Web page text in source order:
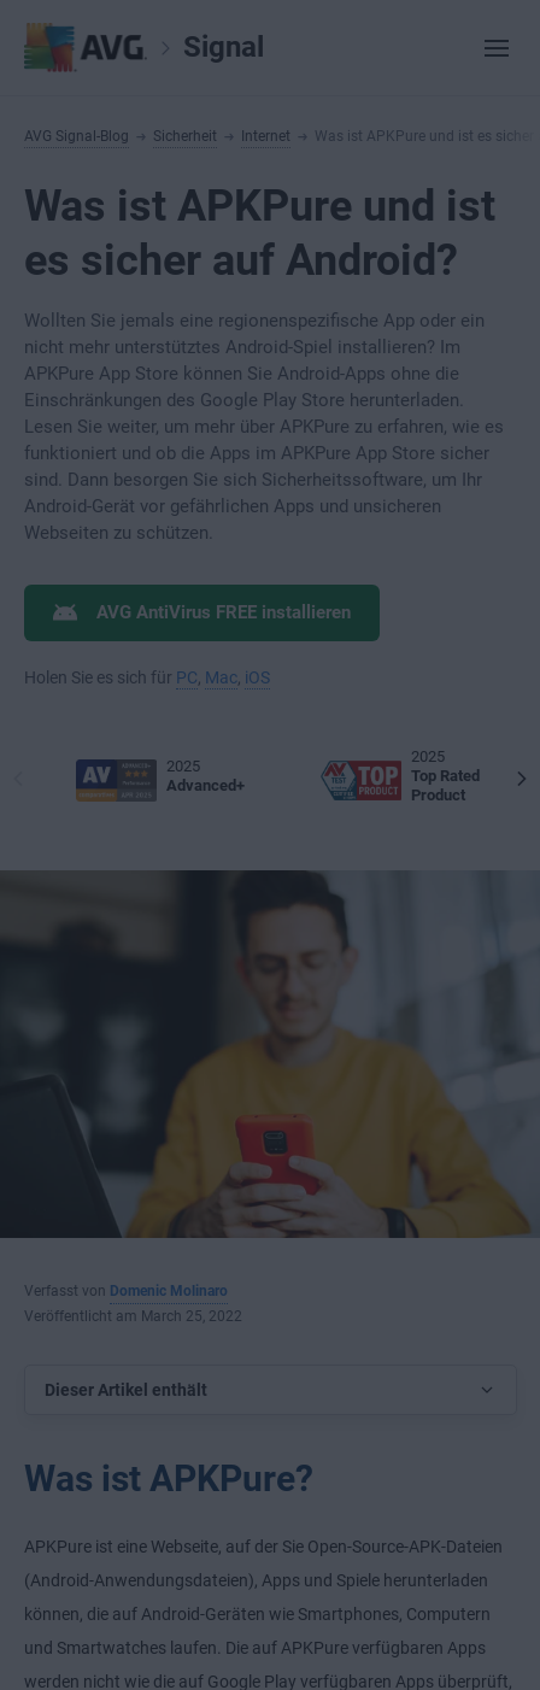
Signal
AVG Signal-Blog Sicherheit Internet Was ist APKPure und ist es
Was ist APKPure und ist
es sicher auf Android?
Wollten Sie jemals eine regionenspezifische App oder ein
nicht mehr unterstütztes Android-Spiel installieren? Im
APKPure App Store können Sie Android-Apps ohne die
Einschränkungen des Google Play Store herunterladen.
Lesen Sie weiter, um mehr über APKPure zu erfahren, wie es
funktioniert und ob die Apps im APKPure App Store sicher
sind. Dann besorgen Sie sich Sicherheitssoftware, um Ihr
Android-Gerät vor gefährlichen Apps und unsicheren
Webseiten zu schützen.
AVG AntiVirus FREE installieren
Holen Sie es sich für PC Mac iOS
2025
Advanced+
2025
Top Rated
Product
Verfasst von Domenic Molinaro
Veröffentlicht am March 25, 2022
Dieser Artikel enthält
Was ist APKPure?
APKPure ist eine Webseite, auf der Sie Open-Source-APK-Dateien
(Android-Anwendungsdateien), Apps und Spiele herunterladen
können, die auf Android-Geräten wie Smartphones, Computern
und Smartwatches laufen. Die auf APKPure verfügbaren Apps
werden nicht wie die auf Google Play verfügbaren Apps überprüft,